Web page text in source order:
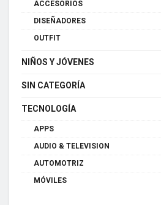
ACCESORIOS
DISEÑADORES
OUTFIT
NIÑOS Y JÓVENES
SIN CATEGORÍA
TECNOLOGÍA
APPS
AUDIO & TELEVISION
AUTOMOTRIZ
MÓVILES